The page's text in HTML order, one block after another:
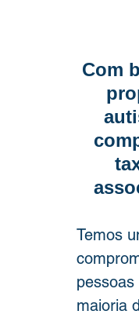
Com
Temos
maioria